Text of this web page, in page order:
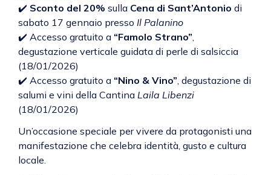
✔️ Sconto del 20% sulla Cena di Sant’Antonio di
sabato 17 gennaio presso Il Palanino
✔️ Accesso gratuito a “Famolo Strano”,
degustazione verticale guidata di perle di salsiccia
(18/01/2026)
✔️ Accesso gratuito a “Nino & Vino”, degustazione di
salumi e vini della Cantina Laila Libenzi
(18/01/2026)
Un’occasione speciale per vivere da protagonisti una
manifestazione che celebra identità, gusto e cultura
locale.